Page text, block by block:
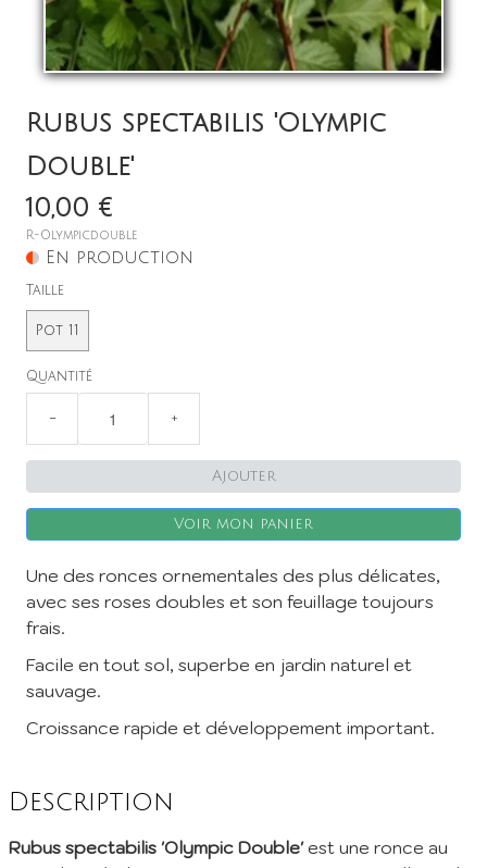
Rubus spectabilis 'Olympic
Double'
10,00 €
R-Olympicdouble
En production
Taille
Pot 11
Quantité
− +
Ajouter
Voir mon panier
Une des ronces ornementales des plus délicates,
avec ses roses doubles et son feuillage toujours
frais.
Facile en tout sol, superbe en jardin naturel et
sauvage.
Croissance rapide et développement important.
Description
Rubus spectabilis 'Olympic Double' est une ronce au
Inscription à la Newsletter
Inscrivez vous à notre newsletter mensuelle pour recevoir les
dernières infos de la pépinière: Nouvelles plantes ajoutées au
catalogue, fêtes des plantes à venir, promos et réductions en
cours... (1 mail/ mois max)
En envoyant mes informations, j'accepte votre